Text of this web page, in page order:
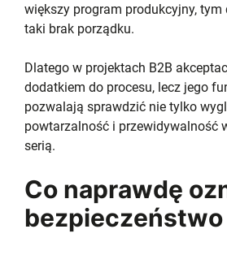
większy program produkcyjny, tym
taki brak porządku.
Dlatego w projektach B2B
dodatkiem do procesu, lecz jego
pozwalają sprawdzić nie tylko
powtarzalność i przewidywalność
serią.
Co naprawdę